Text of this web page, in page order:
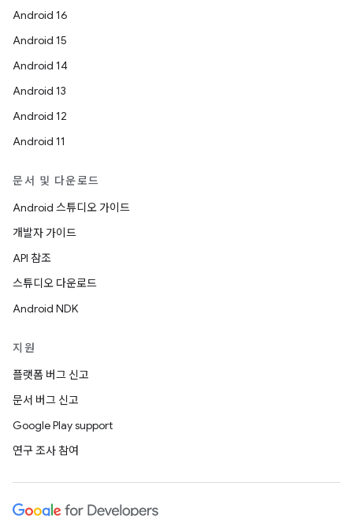
Android 16
Android 15
Android 14
Android 13
Android 12
Android 11
문서 및 다운로드
Android 스튜디오 가이드
개발자 가이드
API 참조
스튜디오 다운로드
Android NDK
지원
플랫폼 버그 신고
문서 버그 신고
Google Play support
연구 조사 참여